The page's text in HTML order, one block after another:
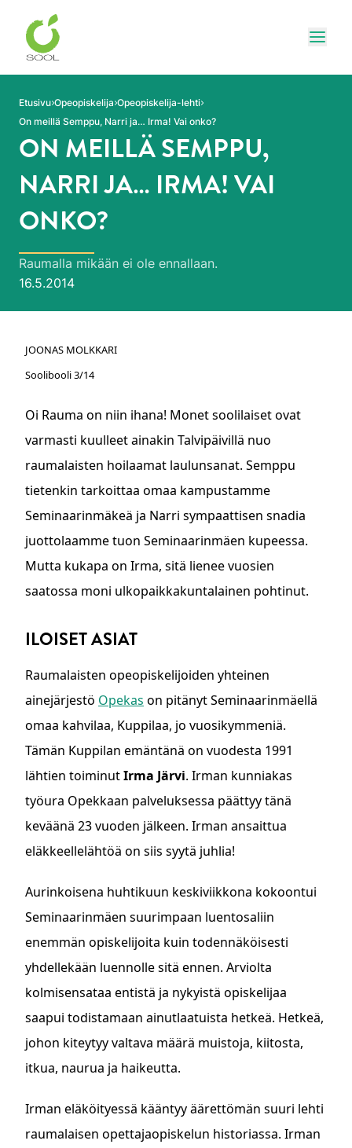
Siirry sivun sisältöön
Etusivu Opeopiskelija Opeopiskelija-lehti
On meillä Semppu, Narri ja… Irma! Vai onko?
ON MEILLÄ SEMPPU,
NARRI JA… IRMA! VAI
ONKO?
Raumalla mikään ei ole ennallaan.
Julkaistu:
16.5.2014
JOONAS MOLKKARI
Soolibooli 3/14
Oi Rauma on niin ihana! Monet soolilaiset ovat
varmasti kuulleet ainakin Talvipäivillä nuo
raumalaisten hoilaamat laulunsanat. Semppu
tietenkin tarkoittaa omaa kampustamme
Seminaarinmäkeä ja Narri sympaattisen snadia
juottolaamme tuon Seminaarinmäen kupeessa.
Mutta kukapa on Irma, sitä lienee vuosien
saatossa moni ulkopaikkakuntalainen pohtinut.
ILOISET ASIAT
Raumalaisten opeopiskelijoiden yhteinen
ainejärjestö Opekas on pitänyt Seminaarinmäellä
omaa kahvilaa, Kuppilaa, jo vuosikymmeniä.
Tämän Kuppilan emäntänä on vuodesta 1991
lähtien toiminutIrma Järvi. Irman kunniakas
työura Opekkaan palveluksessa päättyy tänä
keväänä 23 vuoden jälkeen. Irman ansaittua
eläkkeellelähtöä on siis syytä juhlia!
Aurinkoisena huhtikuun keskiviikkona kokoontui
Seminaarinmäen suurimpaan luentosaliin
enemmän opiskelijoita kuin todennäköisesti
yhdellekään luennolle sitä ennen. Arviolta
kolmisensataa entistä ja nykyistä opiskelijaa
saapui todistamaan ainutlaatuista hetkeä. Hetkeä,
johon kiteytyy valtava määrä muistoja, kiitosta,
itkua, naurua ja haikeutta.
Irman eläköityessä kääntyy äärettömän suuri lehti
raumalaisen opettajaopiskelun historiassa. Irman